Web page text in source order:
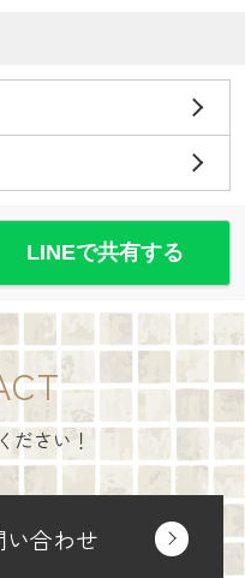
LINEで共有する
ださい！
合わせ